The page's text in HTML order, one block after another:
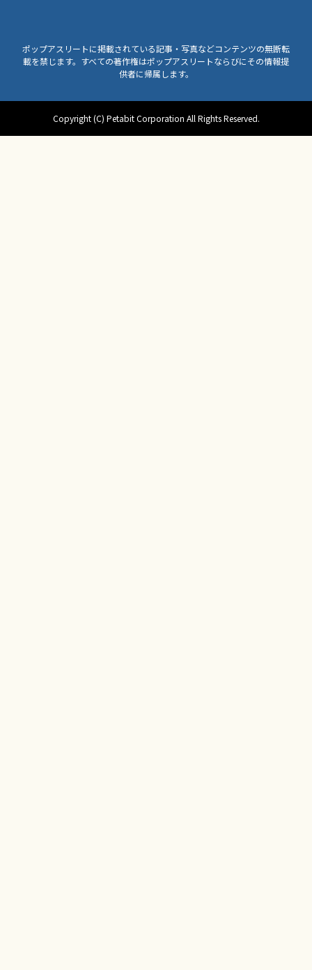
ポップアスリートに掲載されている記事・写真などコンテンツの無断転
載を禁じます。すべての著作権はポップアスリートならびにその情報提
供者に帰属します。
Copyright (C) Petabit Corporation All Rights Reserved.